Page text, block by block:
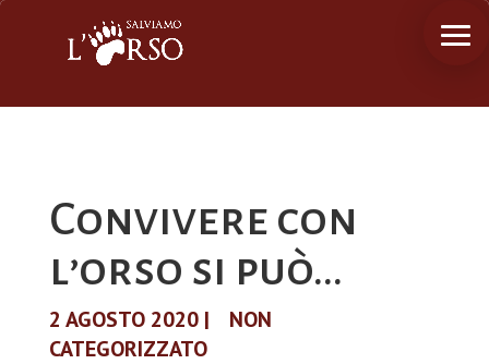
Convivere con
l’orso si può…
2 AGOSTO 2020|
NON
CATEGORIZZATO